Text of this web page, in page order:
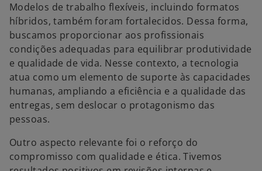
Modelos de trabalho flexíveis, incluindo formatos
híbridos, também foram fortalecidos. Dessa forma,
buscamos proporcionar aos profissionais
condições adequadas para equilibrar produtividade
e qualidade de vida. Nesse contexto, a tecnologia
atua como um elemento de suporte às capacidades
humanas, ampliando a eficiência e a qualidade das
entregas, sem deslocar o protagonismo das
pessoas.
Outro aspecto relevante foi o reforço do
compromisso com qualidade e ética. Tivemos